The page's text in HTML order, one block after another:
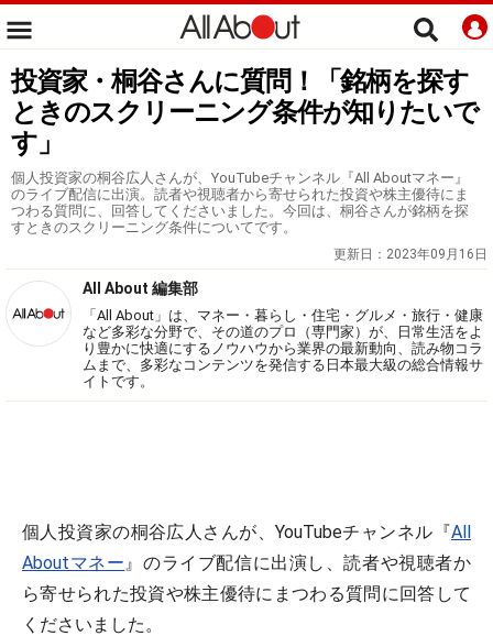
投資家・桐谷さんに質問！「銘柄を探す
ときのスクリーニング条件が知りたいで
す」
個人投資家の桐谷広人さんが、YouTubeチャンネル『All Aboutマネー』
のライブ配信に出演。読者や視聴者から寄せられた投資や株主優待にま
つわる質問に、回答してくださいました。今回は、桐谷さんが銘柄を探
すときのスクリーニング条件についてです。
更新日： 2023年09月16日
All About 編集部
「All About」は、マネー・暮らし・住宅・グルメ・旅行・健康
など多彩な分野で、その道のプロ（専門家）が、日常生活をよ
り豊かに快適にするノウハウから業界の最新動向、読み物コラ
ムまで、多彩なコンテンツを発信する日本最大級の総合情報サ
イトです。
個人投資家の桐谷広人さんが、YouTubeチャンネル『All
Aboutマネー』のライブ配信に出演し、読者や視聴者か
ら寄せられた投資や株主優待にまつわる質問に回答して
くださいました。